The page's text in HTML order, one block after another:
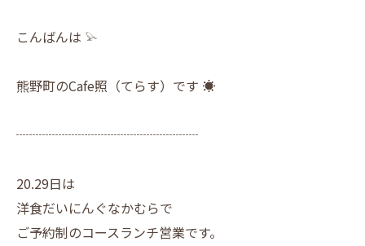
こんばんは 𓅫
熊野町のCafe照（てらす）です ☀︎
┈┈┈┈┈┈┈┈┈┈┈┈┈┈
20.29日は
洋食だいにんぐなかむらで
ご予約制のコースランチ営業です。